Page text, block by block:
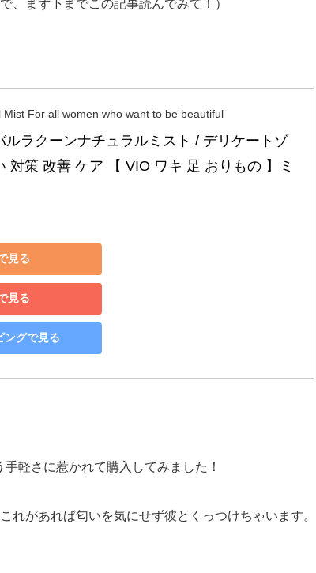
、まず下までこの記事読んでみて！）
For all women who want to be beautiful
ルラクーンナチュラルミスト / デリケートゾ
対策 改善 ケア 【 VIO ワキ 足 おりもの 】ミ
見る
見る
グで見る
手軽さに惹かれて購入してみました！
があれば匂いを気にせず彼とくっつけちゃいます。